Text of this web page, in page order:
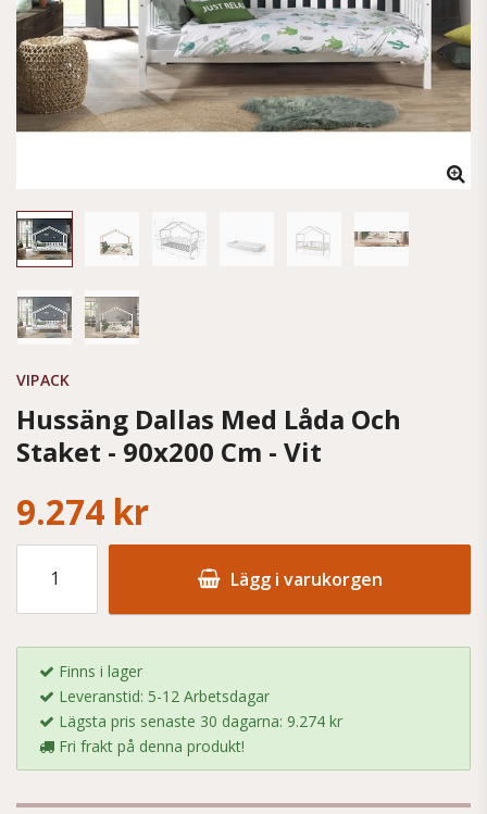
VIPACK
Hussäng Dallas Med Låda Och
Staket - 90x200 Cm - Vit
9.274 kr
Lägg i varukorgen
Finns i lager
Leveranstid: 5-12 Arbetsdagar
Lägsta pris senaste 30 dagarna: 9.274 kr
Fri frakt på denna produkt!